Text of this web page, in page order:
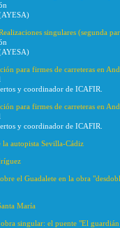
singulares (segunda
para firmes de carreteras en
y coordinador de ICAFIR.
para firmes de carreteras en
y coordinador de ICAFIR.
autopista Sevilla-Cádiz
el Guadalete en la obra
María
singular: el puente "El